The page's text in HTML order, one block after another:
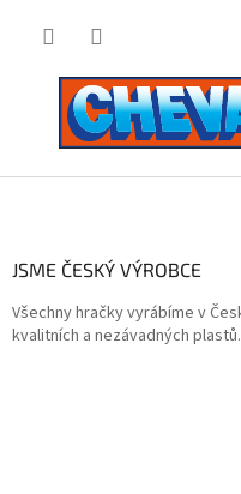
JSME ČESKÝ VÝROBCE
Všechny hračky vyrábíme v
kvalitních a nezávadných plastů.